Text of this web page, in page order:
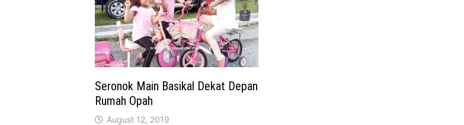
Seronok Main Basikal Dekat Depan
Rumah Opah
August 12, 2019